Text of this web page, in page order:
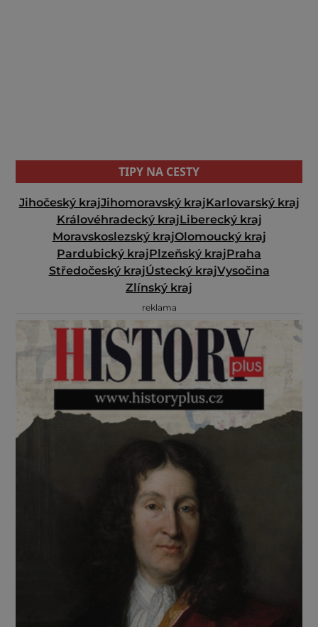
TIPY NA CESTY
Jihočeský krajJihomoravský krajKarlovarský kraj
Královéhradecký krajLiberecký kraj
Moravskoslezský krajOlomoucký kraj
Pardubický krajPlzeňský krajPraha
Středočeský krajÚstecký krajVysočina
Zlínský kraj
reklama